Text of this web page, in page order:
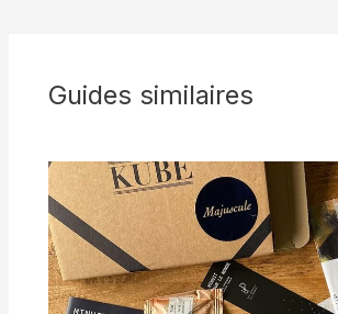
Guides similaires